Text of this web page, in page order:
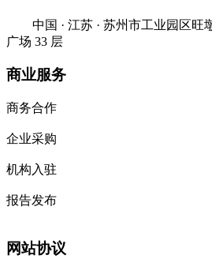
中国 · 江苏 · 苏州市工业园区旺
广场 33 层
商业服务
商务合作
企业采购
机构入驻
报告发布
网站协议